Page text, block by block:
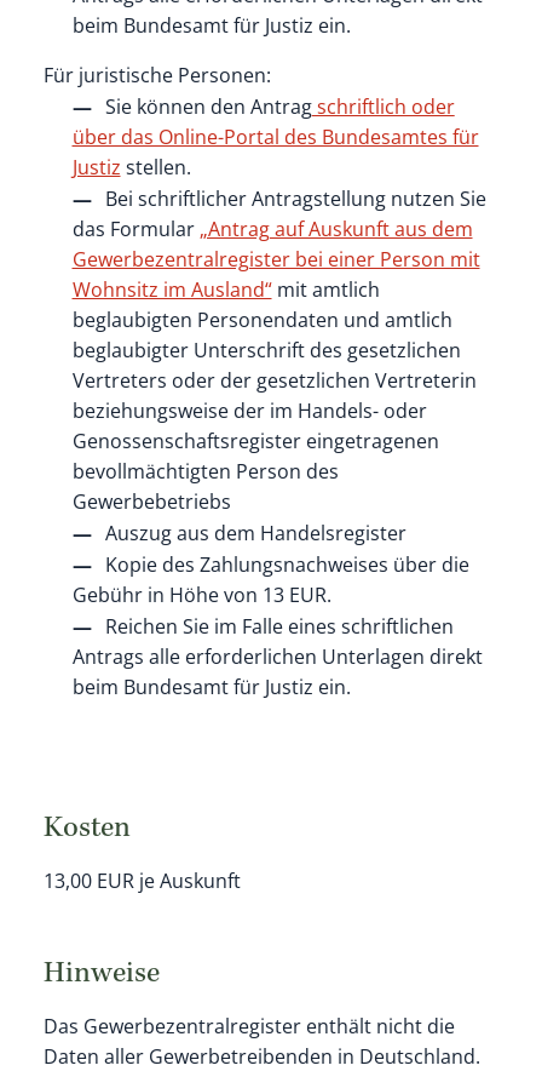
beim Bundesamt für Justiz ein.
Für juristische Personen:
Sie können den Antragschriftlich oder
über das Online-Portal des Bundesamtes für
Justiz stellen.
Bei schriftlicher Antragstellung nutzen Sie
das Formular „Antrag auf Auskunft aus dem
Gewerbezentralregister bei einer Person mit
Wohnsitz im Ausland“mit amtlich
beglaubigten Personendaten und amtlich
beglaubigter Unterschrift des gesetzlichen
Vertreters oder der gesetzlichen Vertreterin
beziehungsweise der im Handels- oder
Genossenschaftsregister eingetragenen
bevollmächtigten Person des
Gewerbebetriebs
Auszug aus dem Handelsregister
Kopie des Zahlungsnachweises über die
Gebühr in Höhe von 13 EUR.
Reichen Sie im Falle eines schriftlichen
Antrags alle erforderlichen Unterlagen direkt
beim Bundesamt für Justiz ein.
Kosten
13,00 EUR je Auskunft
Hinweise
Das Gewerbezentralregister enthält nicht die
Daten aller Gewerbetreibenden in Deutschland.